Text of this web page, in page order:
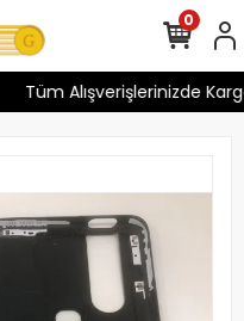
Tüm Alışverişlerinizde
0